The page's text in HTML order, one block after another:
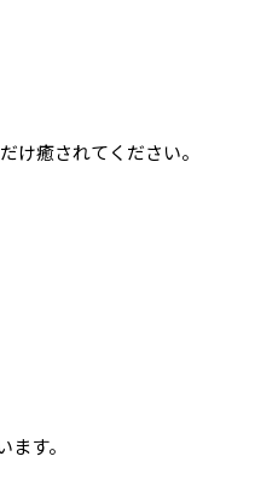
け癒されてください。
す。